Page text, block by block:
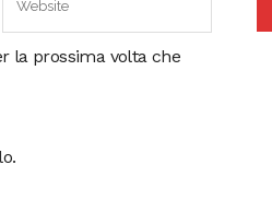
la prossima volta che